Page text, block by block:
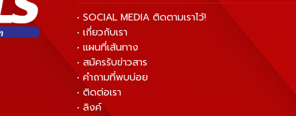
• SOCIAL MEDIA ติดตามเราไว้!
• เกี่ยวกับเรา
• แผนที่เส้นทาง
• สมัครรับข่าวสาร
• คำถามที่พบบ่อย
• ติดต่อเรา
• ลิงค์